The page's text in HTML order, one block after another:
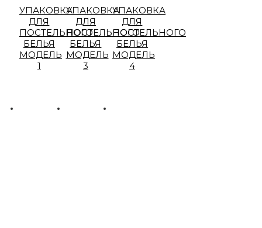
УПАКОВКА
ДЛЯ
ПОСТЕЛЬНОГО
БЕЛЬЯ
МОДЕЛЬ
1
УПАКОВКА
ДЛЯ
ПОСТЕЛЬНОГО
БЕЛЬЯ
МОДЕЛЬ
3
УПАКОВКА
ДЛЯ
ПОСТЕЛЬНОГО
БЕЛЬЯ
МОДЕЛЬ
4